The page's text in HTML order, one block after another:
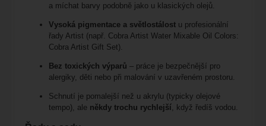
a míchat barvy podobně jako u klasických olejů.
Vysoká pigmentace a světlostálostu profesionální
řady Artist (např. Cobra Artist Water Mixable Oil Colors:
Cobra Artist Gift Set).
Bez toxických výparů – práce je bezpečnější pro
alergiky, děti nebo při malování v uzavřeném prostoru.
Schnutí je pomalejší než u akrylu (typicky olejové
tempo), ale někdy trochu rychlejší , když ředíš vodou.